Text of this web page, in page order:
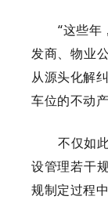
“这些年
发商、物业
从源头化解
车位的不动
不仅如
设管理若干
规制定过程